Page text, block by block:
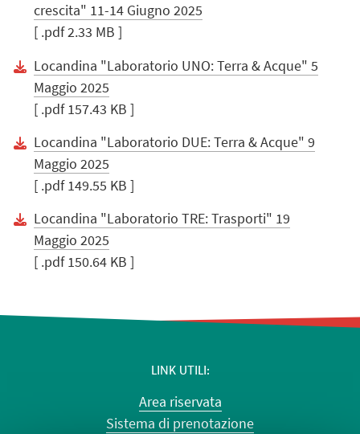
crescita" 11-14 Giugno 2025
[ .pdf 2.33 MB ]
Locandina "Laboratorio UNO: Terra & Acque" 5
Maggio 2025
[ .pdf 157.43 KB ]
Locandina "Laboratorio DUE: Terra & Acque" 9
Maggio 2025
[ .pdf 149.55 KB ]
Locandina "Laboratorio TRE: Trasporti" 19
Maggio 2025
[ .pdf 150.64 KB ]
LINK UTILI
Area riservata
Sistema di prenotazione